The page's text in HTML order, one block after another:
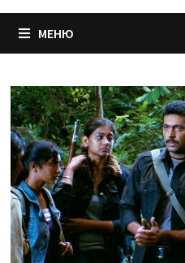
МЕНЮ